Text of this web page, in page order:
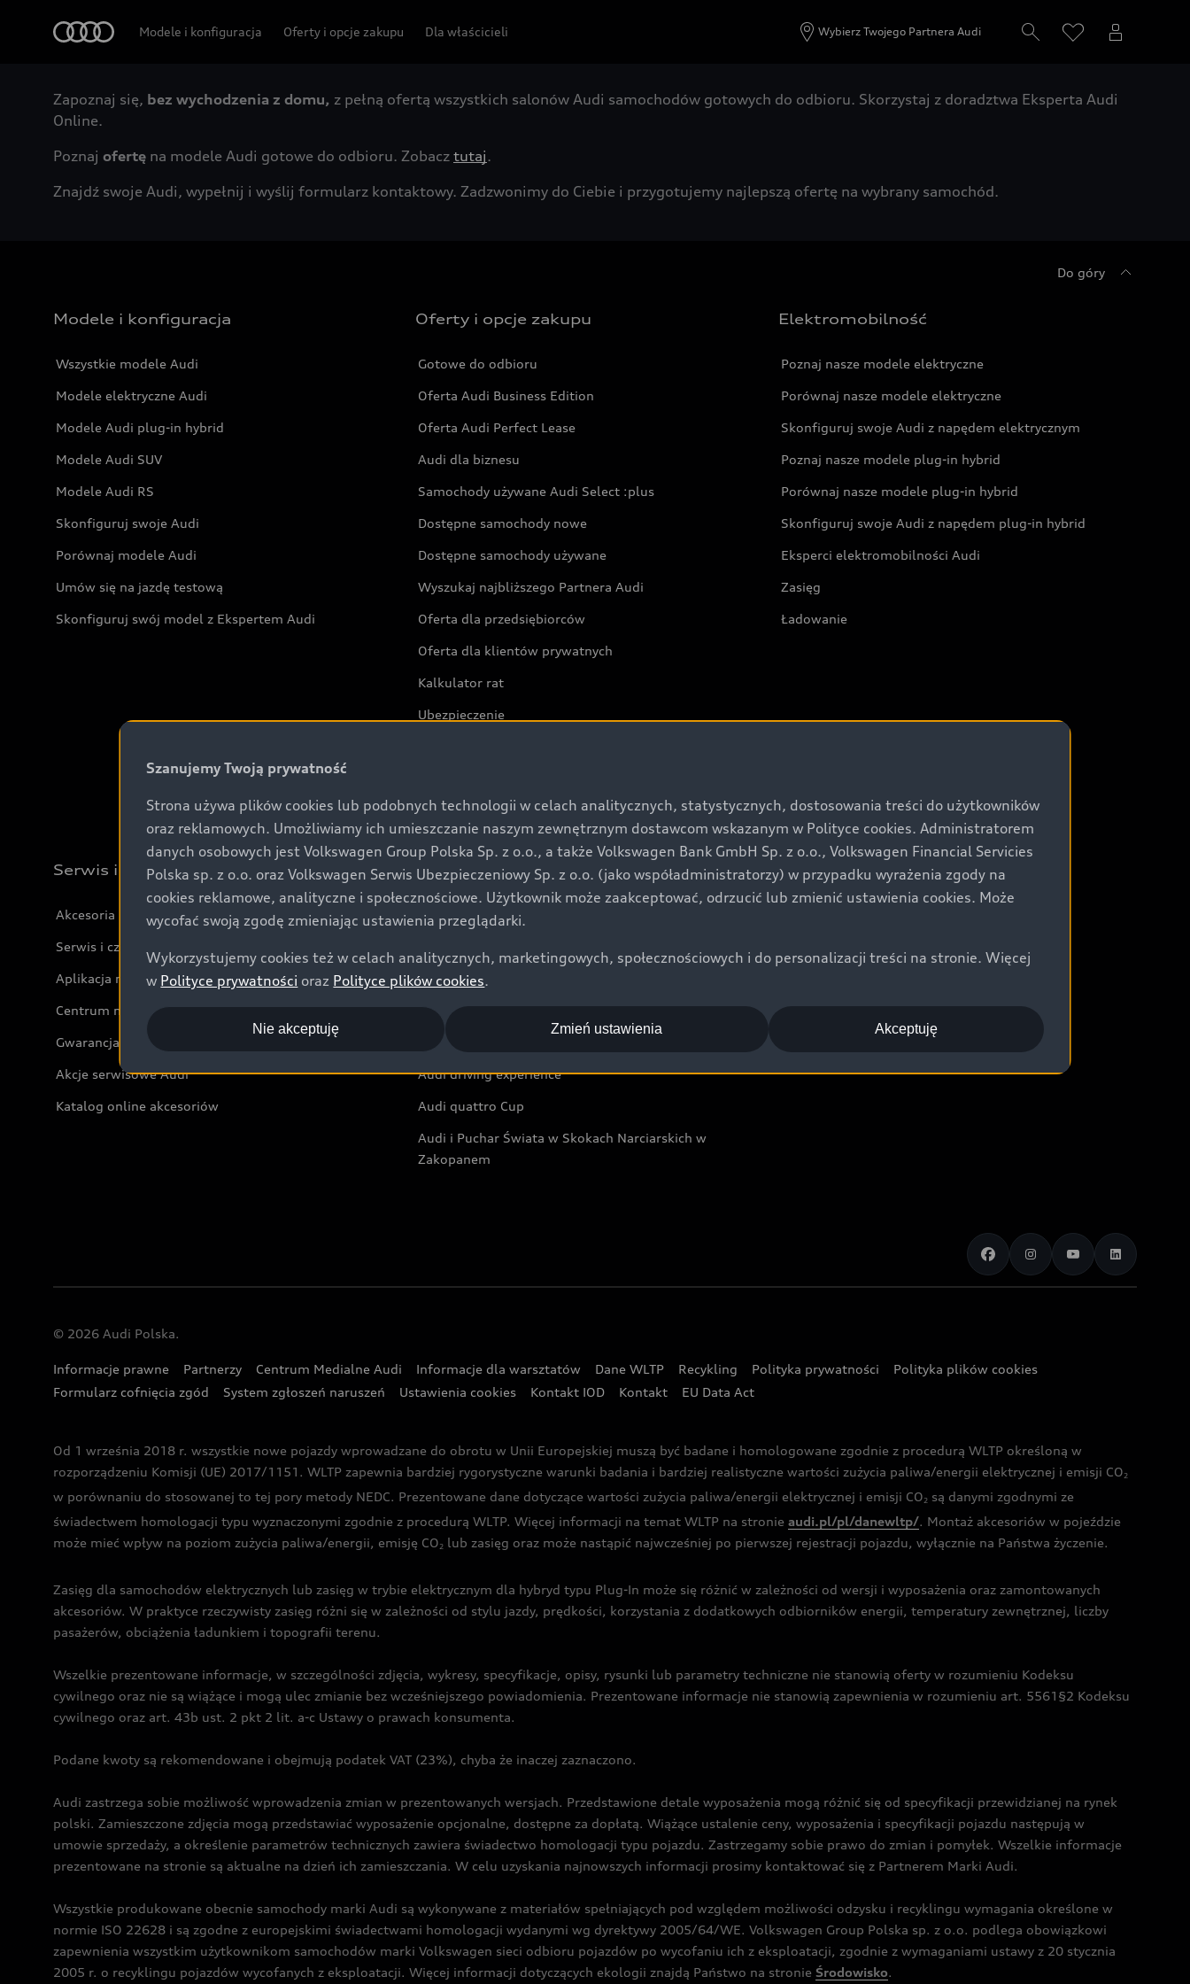
Szanujemy Twoją prywatność
Strona używa plików cookies lub podobnych technologii w celach analitycznych, statystycznych, dostosowania treści do użytkowników
oraz reklamowych. Umożliwiamy ich umieszczanie naszym zewnętrznym dostawcom wskazanym w Polityce cookies. Administratorem
danych osobowych jest Volkswagen Group Polska Sp. z o.o., a także Volkswagen Bank GmbH Sp. z o.o., Volkswagen Financial Servicies
Polska sp. z o.o. oraz Volkswagen Serwis Ubezpieczeniowy Sp. z o.o. (jako współadministratorzy) w przypadku wyrażenia zgody na
cookies reklamowe, analityczne i społecznościowe. Użytkownik może zaakceptować, odrzucić lub zmienić ustawienia cookies. Może
wycofać swoją zgodę zmieniając ustawienia przeglądarki.
Wykorzystujemy cookies też w celach analitycznych, marketingowych, społecznościowych i do personalizacji treści na stronie. Więcej
w Polityce prywatności oraz Polityce plików cookies.
Akceptuję
Nie akceptuję Zmień ustawienia
Modele i konfiguracja Oferty i opcje zakupu Dla właścicieli Wybierz Twojego Partnera Audi
Zapoznaj się, bez wychodzenia z domu, z pełną ofertą wszystkich salonów Audi samochodów gotowych do odbioru. Skorzystaj z doradztwa Eksperta Audi
Online.
Poznaj ofertę na modele Audi gotowe do odbioru. Zobacz tutaj.
Znajdź swoje Audi, wypełnij i wyślij formularz kontaktowy. Zadzwonimy do Ciebie i przygotujemy najlepszą ofertę na wybrany samochód.
Do góry
Modele i konfiguracja
Wszystkie modele Audi
Modele elektryczne Audi
Modele Audi plug-in hybrid
Modele Audi SUV
Modele Audi RS
Skonfiguruj swoje Audi
Porównaj modele Audi
Umów się na jazdę testową
Skonfiguruj swój model z Ekspertem Audi
Oferty i opcje zakupu
Gotowe do odbioru
Oferta Audi Business Edition
Oferta Audi Perfect Lease
Audi dla biznesu
Samochody używane Audi Select :plus
Dostępne samochody nowe
Dostępne samochody używane
Wyszukaj najbliższego Partnera Audi
Oferta dla przedsiębiorców
Oferta dla klientów prywatnych
Kalkulator rat
Ubezpieczenie
Audi exclusive
Elektromobilność
Poznaj nasze modele elektryczne
Porównaj nasze modele elektryczne
Skonfiguruj swoje Audi z napędem elektrycznym
Poznaj nasze modele plug-in hybrid
Porównaj nasze modele plug-in hybrid
Skonfiguruj swoje Audi z napędem plug-in hybrid
Eksperci elektromobilności Audi
Zasięg
Ładowanie
Serwis i akcesoria
Akcesoria
Serwis i części
Aplikacja myAudi i usługi cyfrowe
Centrum napraw powypadkowych
Gwarancja
Akcje serwisowe Audi
Katalog online akcesoriów
Świat Audi
Aktualności i historie postępu
Audi Nuvolari
Audi Sport Festiwal
Audi i Muzeum Sztuki Nowoczesnej w Warszawie
Audi driving experience
Audi quattro Cup
Audi i Puchar Świata w Skokach Narciarskich w
Zakopanem
© 2026 Audi Polska.
Informacje prawne Partnerzy Centrum Medialne Audi Informacje dla warsztatów Dane WLTP Recykling Polityka prywatności
Polityka plików cookies
Formularz cofnięcia zgód
System zgłoszeń naruszeń Ustawienia cookies Kontakt IOD Kontakt EU Data Act
Od 1 września 2018 r. wszystkie nowe pojazdy wprowadzane do obrotu w Unii Europejskiej muszą być badane i homologowane zgodnie z procedurą WLTP określoną w
rozporządzeniu Komisji (UE) 2017/1151. WLTP zapewnia bardziej rygorystyczne warunki badania i bardziej realistyczne wartości zużycia paliwa/energii elektrycznej i emisji CO2
w porównaniu do stosowanej to tej pory metody NEDC. Prezentowane dane dotyczące wartości zużycia paliwa/energii elektrycznej i emisji CO2 są danymi zgodnymi ze
świadectwem homologacji typu wyznaczonymi zgodnie z procedurą WLTP. Więcej informacji na temat WLTP na stronie audi.pl/pl/danewltp/. Montaż akcesoriów w pojeździe
może mieć wpływ na poziom zużycia paliwa/energii, emisję CO2 lub zasięg oraz może nastąpić najwcześniej po pierwszej rejestracji pojazdu, wyłącznie na Państwa życzenie.
Zasięg dla samochodów elektrycznych lub zasięg w trybie elektrycznym dla hybryd typu Plug-In może się różnić w zależności od wersji i wyposażenia oraz zamontowanych
akcesoriów. W praktyce rzeczywisty zasięg różni się w zależności od stylu jazdy, prędkości, korzystania z dodatkowych odbiorników energii, temperatury zewnętrznej, liczby
pasażerów, obciążenia ładunkiem i topografii terenu.
Wszelkie prezentowane informacje, w szczególności zdjęcia, wykresy, specyfikacje, opisy, rysunki lub parametry techniczne nie stanowią oferty w rozumieniu Kodeksu
cywilnego oraz nie są wiążące i mogą ulec zmianie bez wcześniejszego powiadomienia. Prezentowane informacje nie stanowią zapewnienia w rozumieniu art. 5561§2 Kodeksu
cywilnego oraz art. 43b ust. 2 pkt 2 lit. a-c Ustawy o prawach konsumenta.
Podane kwoty są rekomendowane i obejmują podatek VAT (23%), chyba że inaczej zaznaczono.
Audi zastrzega sobie możliwość wprowadzenia zmian w prezentowanych wersjach. Przedstawione detale wyposażenia mogą różnić się od specyfikacji przewidzianej na rynek
polski. Zamieszczone zdjęcia mogą przedstawiać wyposażenie opcjonalne, dostępne za dopłatą. Wiążące ustalenie ceny, wyposażenia i specyfikacji pojazdu następują w
umowie sprzedaży, a określenie parametrów technicznych zawiera świadectwo homologacji typu pojazdu. Zastrzegamy sobie prawo do zmian i pomyłek. Wszelkie informacje
prezentowane na stronie są aktualne na dzień ich zamieszczania. W celu uzyskania najnowszych informacji prosimy kontaktować się z Partnerem Marki Audi.
Wszystkie produkowane obecnie samochody marki Audi są wykonywane z materiałów spełniających pod względem możliwości odzysku i recyklingu wymagania określone w
normie ISO 22628 i są zgodne z europejskimi świadectwami homologacji wydanymi wg dyrektywy 2005/64/WE. Volkswagen Group Polska sp. z o.o. podlega obowiązkowi
zapewnienia wszystkim użytkownikom samochodów marki Volkswagen sieci odbioru pojazdów po wycofaniu ich z eksploatacji, zgodnie z wymaganiami ustawy z 20 stycznia
2005 r. o recyklingu pojazdów wycofanych z eksploatacji. Więcej informacji dotyczących ekologii znajdą Państwo na stronie Środowisko.